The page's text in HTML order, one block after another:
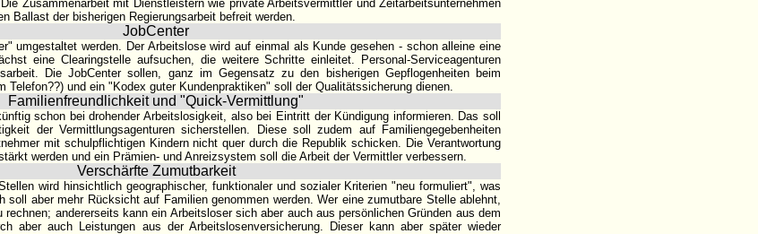
Zusammenarbeit mit Dienstleistern wie private Arbeitsvermittler und Zeitarbeitsunternehmen
Ballast der bisherigen Regierungsarbeit befreit werden.
JobCenter
umgestaltet werden. Der Arbeitslose wird auf einmal als Kunde gesehen - schon alleine eine
eine Clearingstelle aufsuchen, die weitere Schritte einleitet. Personal-Serviceagenturen
Die JobCenter sollen, ganz im Gegensatz zu den bisherigen Gepflogenheiten beim
Telefon??) und ein "Kodex guter Kundenpraktiken" soll der Qualitätssicherung dienen.
Familienfreundlichkeit und "Quick-Vermittlung"
schon bei drohender Arbeitslosigkeit, also bei Eintritt der Kündigung informieren. Das soll
der Vermittlungsagenturen sicherstellen. Diese soll zudem auf Familiengegebenheiten
mit schulpflichtigen Kindern nicht quer durch die Republik schicken. Die Verantwortung
werden und ein Prämien- und Anreizsystem soll die Arbeit der Vermittler verbessern.
Verschärfte Zumutbarkeit
wird hinsichtlich geographischer, funktionaler und sozialer Kriterien "neu formuliert", was
soll aber mehr Rücksicht auf Familien genommen werden. Wer eine zumutbare Stelle ablehnt,
andererseits kann ein Arbeitsloser sich aber auch aus persönlichen Gründen aus dem
aber auch Leistungen aus der Arbeitslosenversicherung. Dieser kann aber später wieder